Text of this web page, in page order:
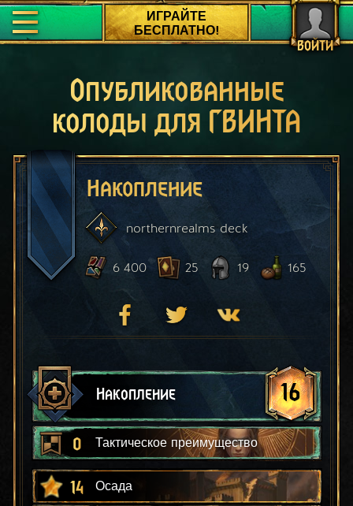
ВОЙТИ
ИГРАЙТЕ
БЕСПЛАТНО!
Опубликованные
колоды для ГВИНТА
Накопление
northernrealmsdeck
6 400 25 19 165
Накопление 16
0 Тактическое преимущество
14 Осада